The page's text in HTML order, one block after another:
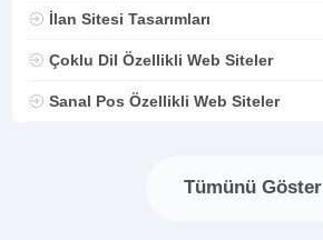
İlan Sitesi Tasarımları
Çoklu Dil Özellikli Web Siteler
Sanal Pos Özellikli Web Siteler
Tümünü Göster